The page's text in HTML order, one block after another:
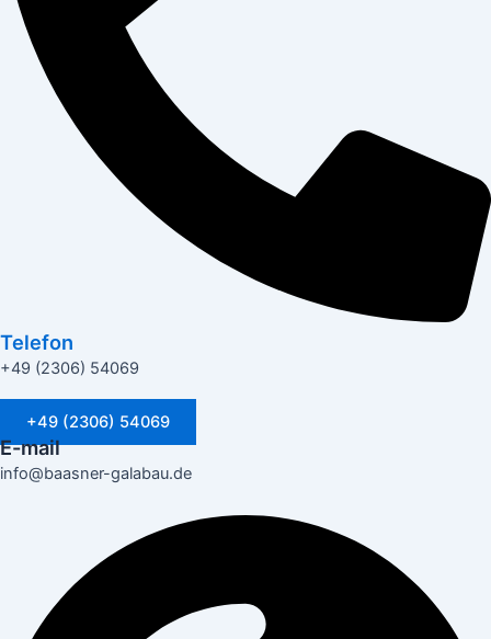
Telefon
+49 (2306) 54069
+49 (2306) 54069
E-mail
info@baasner-galabau.de